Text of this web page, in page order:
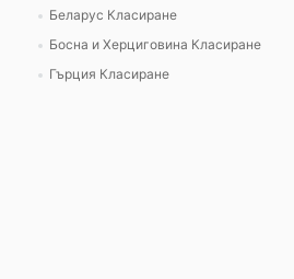
Беларус Класиране
Босна и Херциговина Класиране
Гърция Класиране